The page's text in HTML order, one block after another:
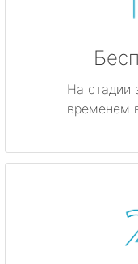
На стадии
временем